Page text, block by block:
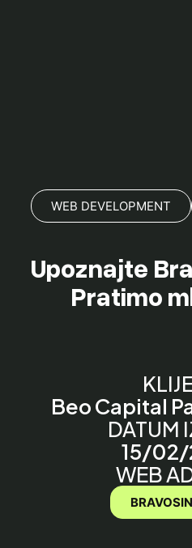
WEB DEVELOPMENT
Upoznajte
Pratimo
Beo Capital
DATUM
15/
WEB